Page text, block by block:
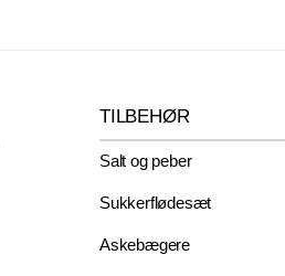
TILBEHØR
Salt og peber
Sukkerflødesæt
Askebægere